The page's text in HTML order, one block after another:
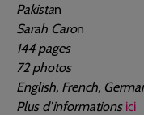
Pakistan
Sarah Caron
144 pages
72 photos
English, French,
Plus d’informations ici